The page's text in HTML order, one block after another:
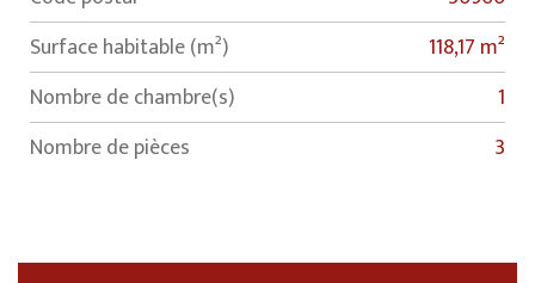
Surface habitable (m²)
118,17 m²
Nombre de chambre(s)
1
Nombre de pièces
3